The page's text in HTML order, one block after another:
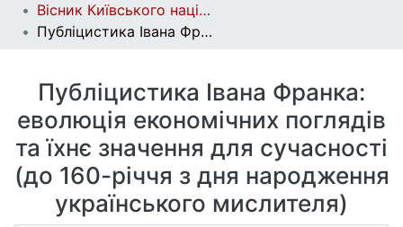
Вісник Київського національного університету імені Тараса Шевченка. Економіка. Випуск 7 (184)
Публіцистика Івана Франка: еволюція економічних поглядів та їхнє значення для сучасності (до 160-річчя з дня народження українського мислителя)
Публіцистика Івана Франка:
еволюція економічних поглядів
та їхнє значення для сучасності
(до 160-річчя з дня народження
українського мислителя)